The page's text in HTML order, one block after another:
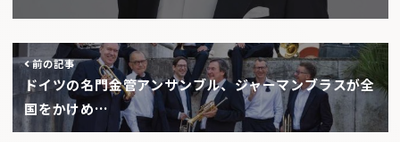
前の記事
ドイツの名門金管アンサンブル、ジャーマンブラスが全
国をかけめ…